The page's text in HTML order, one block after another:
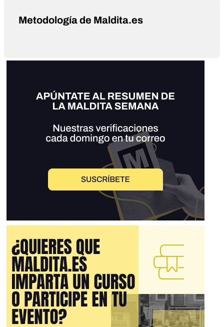
Metodología de Maldita.es